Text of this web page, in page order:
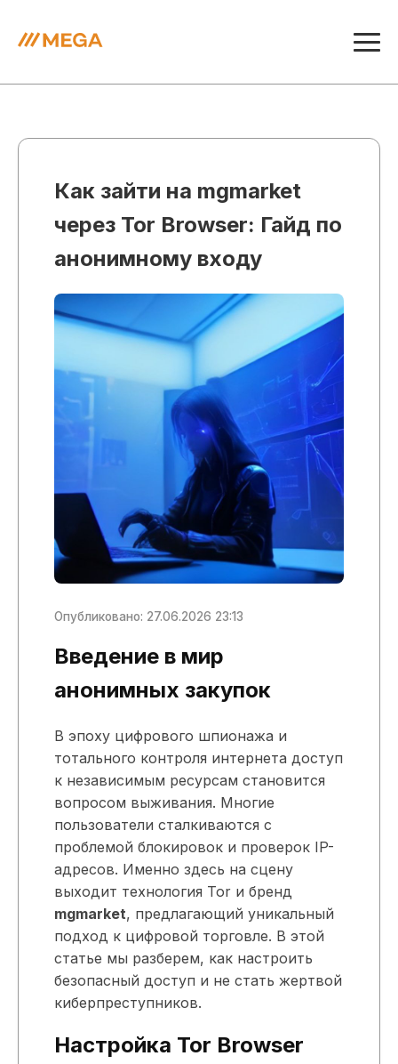
Как зайти на mgmarket
через Tor Browser: Гайд по
анонимному входу
Опубликовано: 27.06.2026 23:13
Введение в мир
анонимных закупок
В эпоху цифрового шпионажа и
тотального контроля интернета доступ
к независимым ресурсам становится
вопросом выживания. Многие
пользователи сталкиваются с
проблемой блокировок и проверок IP-
адресов. Именно здесь на сцену
выходит технология Tor и бренд
mgmarket, предлагающий уникальный
подход к цифровой торговле. В этой
статье мы разберем, как настроить
безопасный доступ и не стать жертвой
киберпреступников.
Настройка Tor Browser